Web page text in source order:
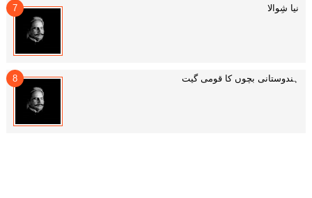
نیا شِوالا
ہندوستانی بچوں کا قومی گیت